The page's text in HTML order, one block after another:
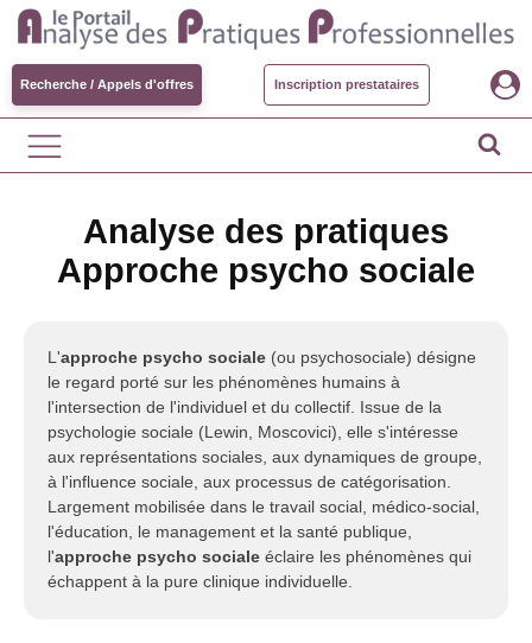
Recherche / Appels d'offres Inscription prestataires
Analyse des pratiques
Approche psycho sociale
L'approche psycho sociale (ou psychosociale) désigne
le regard porté sur les phénomènes humains à
l'intersection de l'individuel et du collectif. Issue de la
psychologie sociale (Lewin, Moscovici), elle s'intéresse
aux représentations sociales, aux dynamiques de groupe,
à l'influence sociale, aux processus de catégorisation.
Largement mobilisée dans le travail social, médico-social,
l'éducation, le management et la santé publique,
l'approche psycho sociale éclaire les phénomènes qui
échappent à la pure clinique individuelle.